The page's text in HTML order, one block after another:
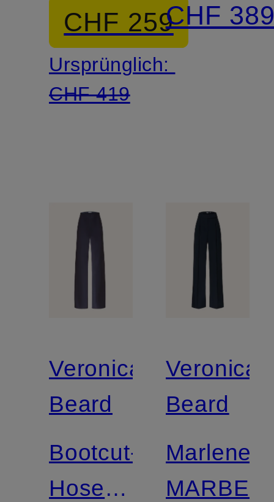
CHF 259
Ursprünglich:
CHF 419
CHF
Veronica
Beard
Bootcut-
Hose
Veronica
Beard